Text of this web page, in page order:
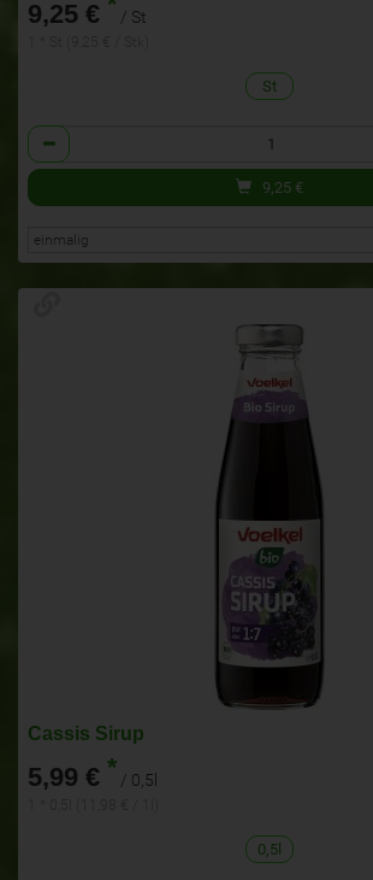
9,25 € / St
St
Anzahl
9,25 €
Cassis Sirup
5,99 € * / 0,5l
0,5l